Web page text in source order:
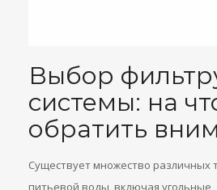
Выбор
системы: на
обратить
Существует множество различных
питьевой воды, включая угольные,